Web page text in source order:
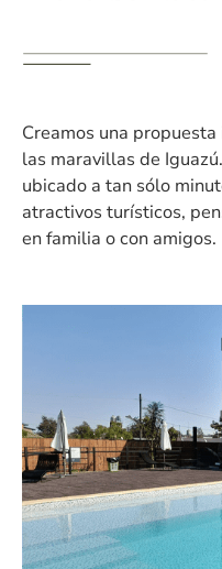
Creamos una
las maravillas de
ubicado a tan sólo
atractivos turísticos,
en familia o con amigos.